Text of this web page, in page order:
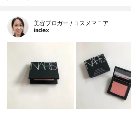
美容ブロガー / コスメマニア
index